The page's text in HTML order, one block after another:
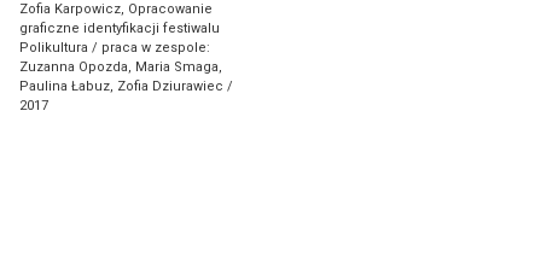
Mariusz Ciastoń
D
Tomasz Daniec
Zofia Karpowicz, Opracowanie
graficzne identyfikacji festiwalu
Polikultura / praca w zespole:
Zuzanna Opozda, Maria Smaga,
Paulina Łabuz, Zofia Dziurawiec /
2017